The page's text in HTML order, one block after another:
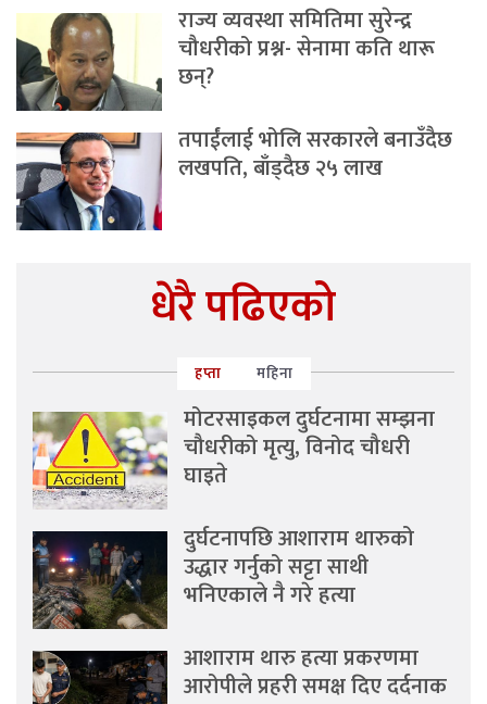
राज्य व्यवस्था समितिमा सुरेन्द्र
चौधरीको प्रश्न- सेनामा कति थारू
छन्?
तपाईंलाई भोलि सरकारले बनाउँदैछ
लखपति, बाँड्दैछ २५ लाख
धेरै पढिएको
हप्ता महिना
मोटरसाइकल दुर्घटनामा सम्झना
चौधरीको मृत्यु, विनोद चौधरी
घाइते
दुर्घटनापछि आशाराम थारुको
उद्धार गर्नुको सट्टा साथी
भनिएकाले नै गरे हत्या
आशाराम थारु हत्या प्रकरणमा
आरोपीले प्रहरी समक्ष दिए दर्दनाक